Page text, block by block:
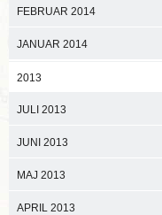
FEBRUAR 2014
JANUAR 2014
2013
JULI 2013
JUNI 2013
MAJ 2013
APRIL 2013